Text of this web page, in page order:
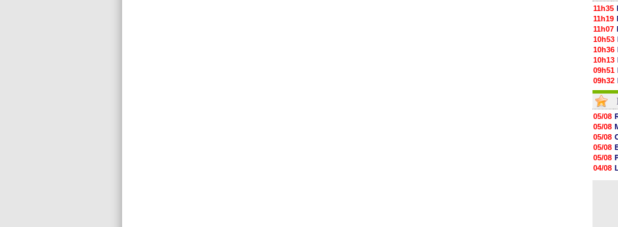
11h35
11h19
11h07
10h53
10h36
10h13
09h51
09h32
09h11
08h57
08h39
08h22
00h06
05/08
05/08
05/08
05/08
05/08
05/08
05/08
05/08
05/08
04/08